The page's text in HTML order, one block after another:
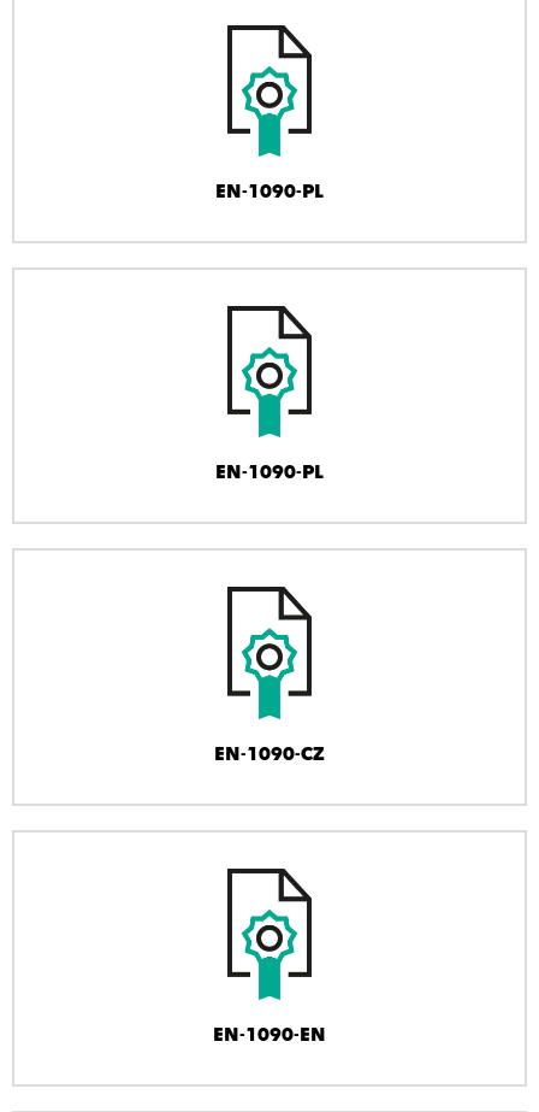
EN-1090-PL
EN-1090-PL
EN-1090-CZ
EN-1090-EN